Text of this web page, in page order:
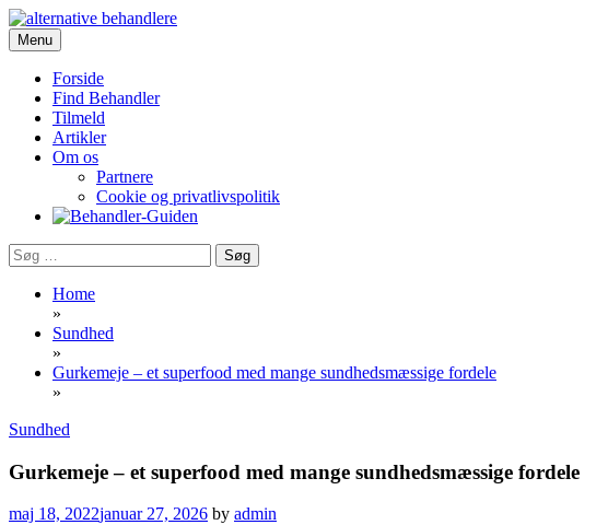
Skip
to
content
Portalen for alternativ behandling, sundhed og livskvalitet
Menu
Forside
Find Behandler
Tilmeld
Artikler
Om os
Partnere
Cookie og privatlivspolitik
Søg
efter:
Home
»
Sundhed
»
Gurkemeje – et superfood med mange sundhedsmæssige fordele
»
Sundhed
Gurkemeje – et superfood med mange sundhedsmæssige fordele
maj 18, 2022januar 27, 2026 by admin